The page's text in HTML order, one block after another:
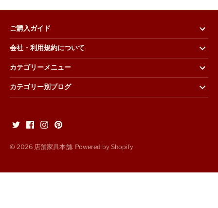
ご購入ガイド
会社・利用規約について
カテゴリーメニュー
カテゴリー別ブログ
© 2026 店舗家具本舗. Powered by Shopify